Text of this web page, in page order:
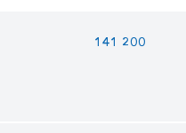
141 200